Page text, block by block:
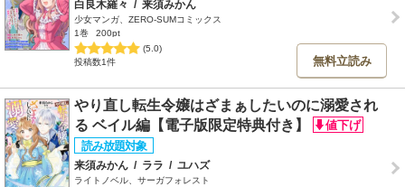
白良木羅々 / 来須みかん
少女マンガ、ZERO-SUMコミックス
1巻
200pt
(5.0)
投稿数1件
無料立読み
やり直し転生令嬢はざまぁしたいのに溺愛され
る ベイル編【電子版限定特典付き】
来須みかん / ララ / ユハズ
ライトノベル、サーガフォレスト